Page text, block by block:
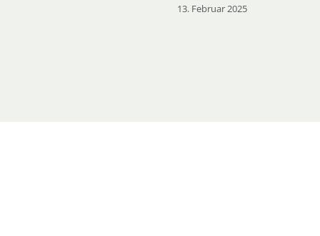
13. Februar 2025